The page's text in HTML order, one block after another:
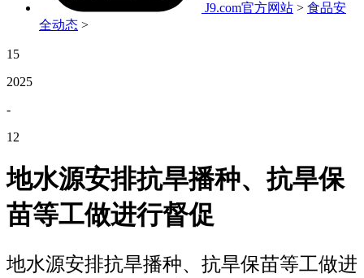
J9.com官方网站 > 食品安
全动态 >
15
2025
-
12
地水源安排抗旱播种、抗旱保
苗等工做进行督促
地水源安排抗旱播种、抗旱保苗等工做进